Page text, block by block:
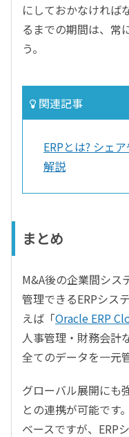
にしておかなければ
るまでの期間は、常
う。
関連記事
ERPとは? シェ
解説
まとめ
M&A後の企業間シス
管理できるERPシス
えば「Oracle ERP
人事管理・財務会計
全てのデータを一元
グローバル展開にも
との連携が可能です
ベースですが、ERP